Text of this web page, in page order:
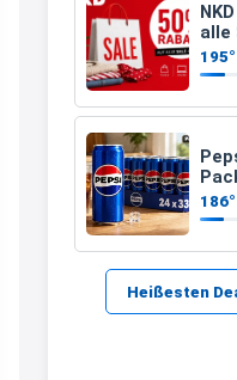
alle
195°
186°
Heißesten
Kerstin
Meggle
21:37
↩
Kerstin
Bei EDEKA
↩